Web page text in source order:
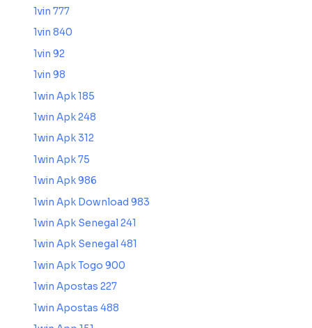
1vin 777
1vin 840
1vin 92
1vin 98
1win Apk 185
1win Apk 248
1win Apk 312
1win Apk 75
1win Apk 986
1win Apk Download 983
1win Apk Senegal 241
1win Apk Senegal 481
1win Apk Togo 900
1win Apostas 227
1win Apostas 488